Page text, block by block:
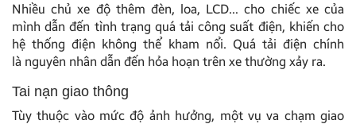
Nhiều chủ xe độ thêm đèn, loa, LCD… cho chiếc xe của
mình dẫn đến tình trạng quá tải công suất điện, khiến cho
hệ thống điện không thể kham nổi. Quá tải điện chính
là nguyên nhân dẫn đến hỏa hoạn trên xe thường xảy ra.
Tai nạn giao thông
Tùy thuộc vào mức độ ảnh hưởng, một vụ va chạm giao